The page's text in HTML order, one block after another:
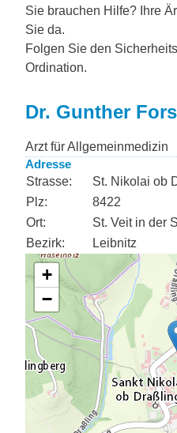
Sie brauchen Hilfe? Ihre
Sie da.
Folgen Sie den
Ordination.
Dr. Gunther
Arzt für Allgemeinmedizin
Adresse
Strasse:
St. Nikolai ob
Plz:
8422
Ort:
St. Veit in der
Bezirk:
Leibnitz